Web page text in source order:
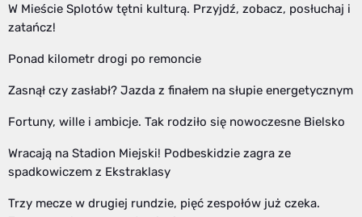
W Mieście Splotów tętni kulturą. Przyjdź, zobacz, posłuchaj i
zatańcz!
Ponad kilometr drogi po remoncie
Zasnął czy zasłabł? Jazda z finałem na słupie energetycznym
Fortuny, wille i ambicje. Tak rodziło się nowoczesne Bielsko
Wracają na Stadion Miejski! Podbeskidzie zagra ze
spadkowiczem z Ekstraklasy
Trzy mecze w drugiej rundzie, pięć zespołów już czeka.